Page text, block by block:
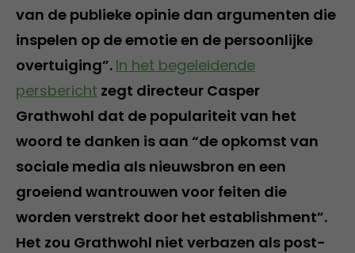
van de publieke opinie dan argumenten die
inspelen op de emotie en de persoonlijke
overtuiging”. In het begeleidende
persbericht zegt directeur Casper
Grathwohl dat de populariteit van het
woord te danken is aan “de opkomst van
sociale media als nieuwsbron en een
groeiend wantrouwen voor feiten die
worden verstrekt door het establishment”.
Het zou Grathwohl niet verbazen als post-